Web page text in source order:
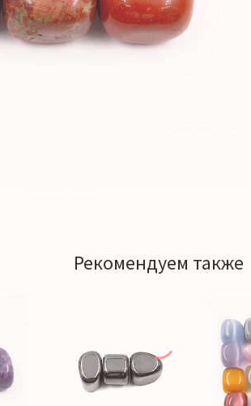
Рекомендуем также